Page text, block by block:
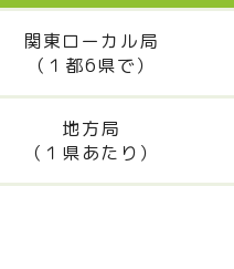
関東ローカル局
（１都6県で）
地方局
（１県あたり）